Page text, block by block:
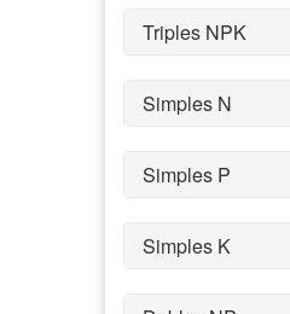
Triples NPK
Simples N
Simples P
Simples K